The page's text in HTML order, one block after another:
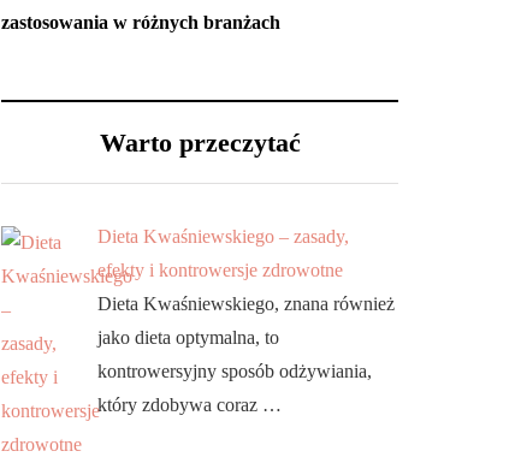
zastosowania w różnych branżach
Warto przeczytać
Dieta Kwaśniewskiego – zasady,
efekty i kontrowersje zdrowotne
Dieta Kwaśniewskiego, znana również
jako dieta optymalna, to
kontrowersyjny sposób odżywiania,
który zdobywa coraz …